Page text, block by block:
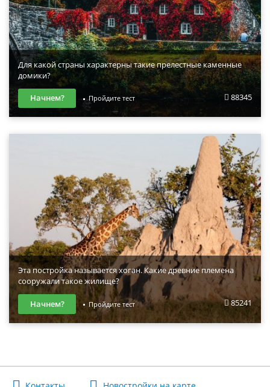
Для какой страны характерны такие прелестные каменные
домики?
88345
Начнем? Пройдите тест
Эта постройка называется хоган. Какие древние племена
сооружали такое жилище?
85241
Начнем? Пройдите тест